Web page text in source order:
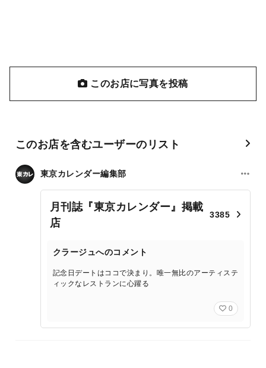
このお店に写真を投稿
このお店を含むユーザーのリスト
東京カレンダー編集部
月刊誌『東京カレンダー』掲載
店
3385
クラージュへのコメント
記念日デートはココで決まり。唯一無比のアーティステ
ィックなレストランに心躍る
0